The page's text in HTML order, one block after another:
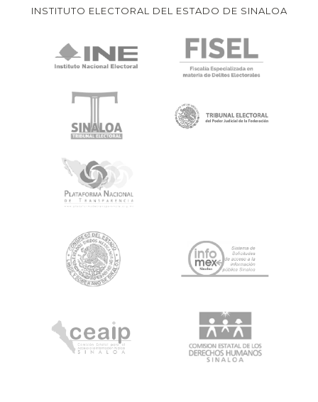
INSTITUTO ELECTORAL DEL ESTADO DE SINALOA